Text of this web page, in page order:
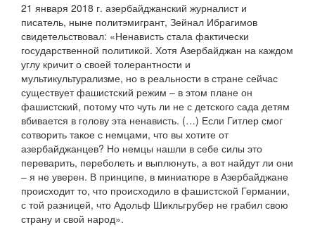
21 января 2018 г. азербайджанский журналист и
писатель, ныне политэмигрант, Зейнал Ибрагимов
свидетельствовал: «Ненависть стала фактически
государственной политикой. Хотя Азербайджан на каждом
углу кричит о своей толерантности и
мультикультурализме, но в реальности в стране сейчас
существует фашистский режим – в этом плане он
фашистский, потому что чуть ли не с детского сада детям
вбивается в голову эта ненависть. (…) Если Гитлер смог
сотворить такое с немцами, что вы хотите от
азербайджанцев? Но немцы нашли в себе силы это
переварить, переболеть и выплюнуть, а вот найдут ли они
– я не уверен. В принципе, в миниатюре в Азербайджане
происходит то, что происходило в фашистской Германии,
с той разницей, что Адольф Шикльгрубер не грабил свою
страну и свой народ».